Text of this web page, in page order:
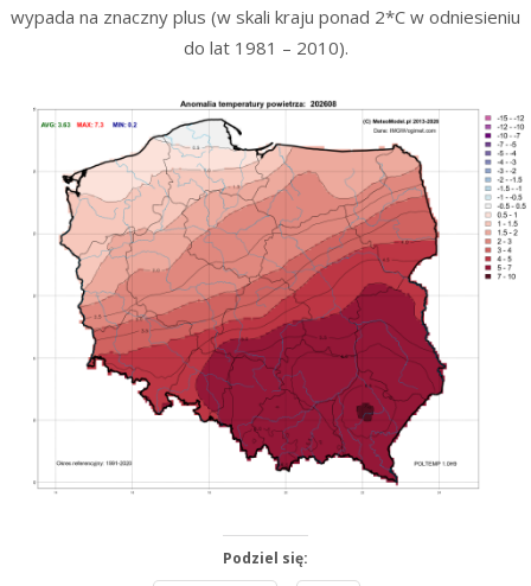
wypada na znaczny plus (w skali kraju ponad 2*C w odniesieniu
do lat 1981 – 2010).
Podziel się: